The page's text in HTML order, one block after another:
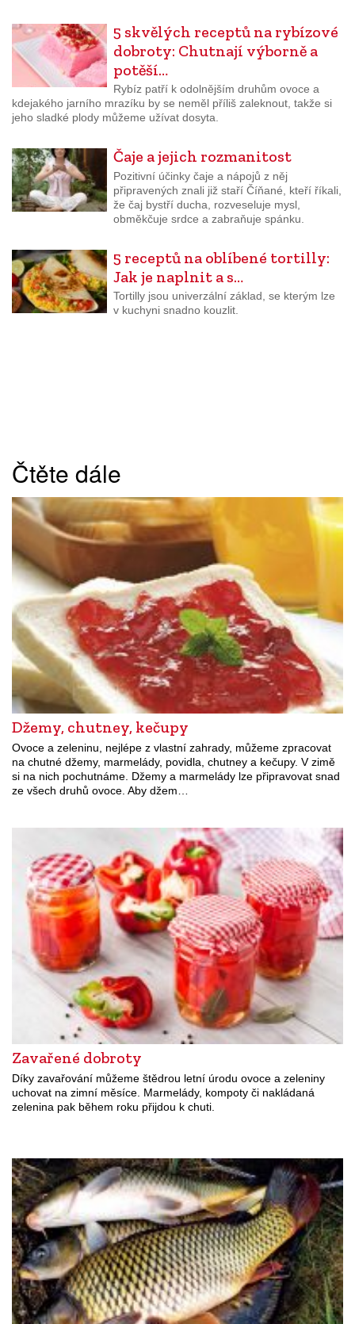
5 skvělých receptů na rybízové
dobroty: Chutnají výborně a
potěší…
Rybíz patří k odolnějším druhům ovoce a
kdejakého jarního mrazíku by se neměl příliš zaleknout, takže si
jeho sladké plody můžeme užívat dosyta.
Čaje a jejich rozmanitost
Pozitivní účinky čaje a nápojů z něj
připravených znali již staří Číňané, kteří říkali,
že čaj bystří ducha, rozveseluje mysl,
obměkčuje srdce a zabraňuje spánku.
5 receptů na oblíbené tortilly:
Jak je naplnit a s…
Tortilly jsou univerzální základ, se kterým lze
v kuchyni snadno kouzlit.
Čtěte dále
Džemy, chutney, kečupy
Ovoce a zeleninu, nejlépe z vlastní zahrady, můžeme zpracovat
na chutné džemy, marmelády, povidla, chutney a kečupy. V zimě
si na nich pochutnáme. Džemy a marmelády lze připravovat snad
ze všech druhů ovoce. Aby džem…
Zavařené dobroty
Díky zavařování můžeme štědrou letní úrodu ovoce a zeleniny
uchovat na zimní měsíce. Marmelády, kompoty či nakládaná
zelenina pak během roku přijdou k chuti.